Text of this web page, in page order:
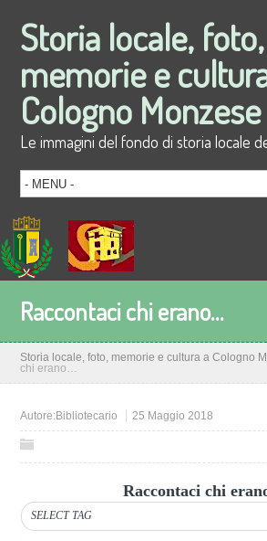
Storia locale, foto,
memorie e
Cologno Monzese
Le immagini del fondo di storia locale
Raccontaci chi erano…
Storia locale, foto, memorie e cultura a Cologno
chi erano…
Autore:Bibliotecario 25 Maggio 2018
Raccontaci chi
SELECT TAG